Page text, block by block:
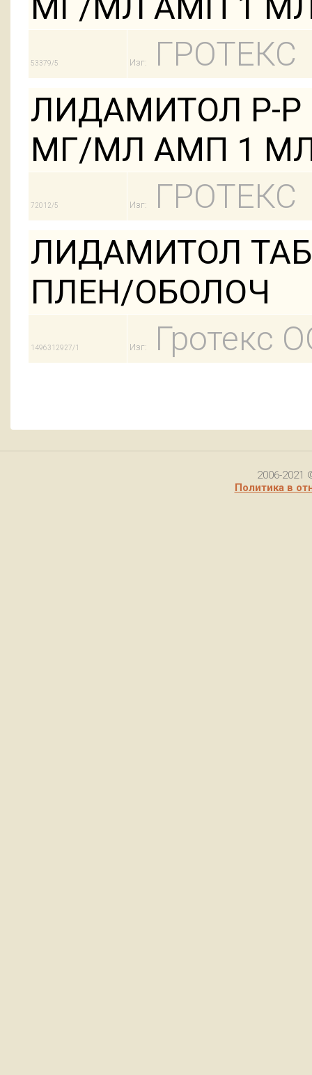
53379/5 Изг:
ГРОТЕКС
ЛИДАМИТОЛ Р-Р
МГ/МЛ АМП 1 МЛ
72012/5 Изг:
ГРОТЕКС
ЛИДАМИТОЛ
ПЛЕН/ОБОЛОЧ
1496312927/1 Изг: Гротекс
2006-2021
Политика в